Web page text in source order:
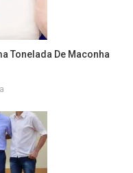
Tonelada De Maconha